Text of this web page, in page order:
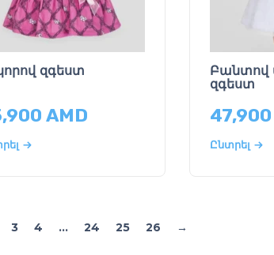
զգեստ
AMD
Բանտով
զգեստ
47,900
Ընտրել
3 4 … 24 25 26 →